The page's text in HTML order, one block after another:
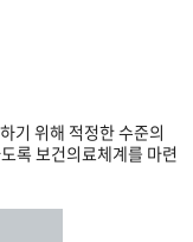
기 위해 적정한 수준의
록 보건의료체계를 마련